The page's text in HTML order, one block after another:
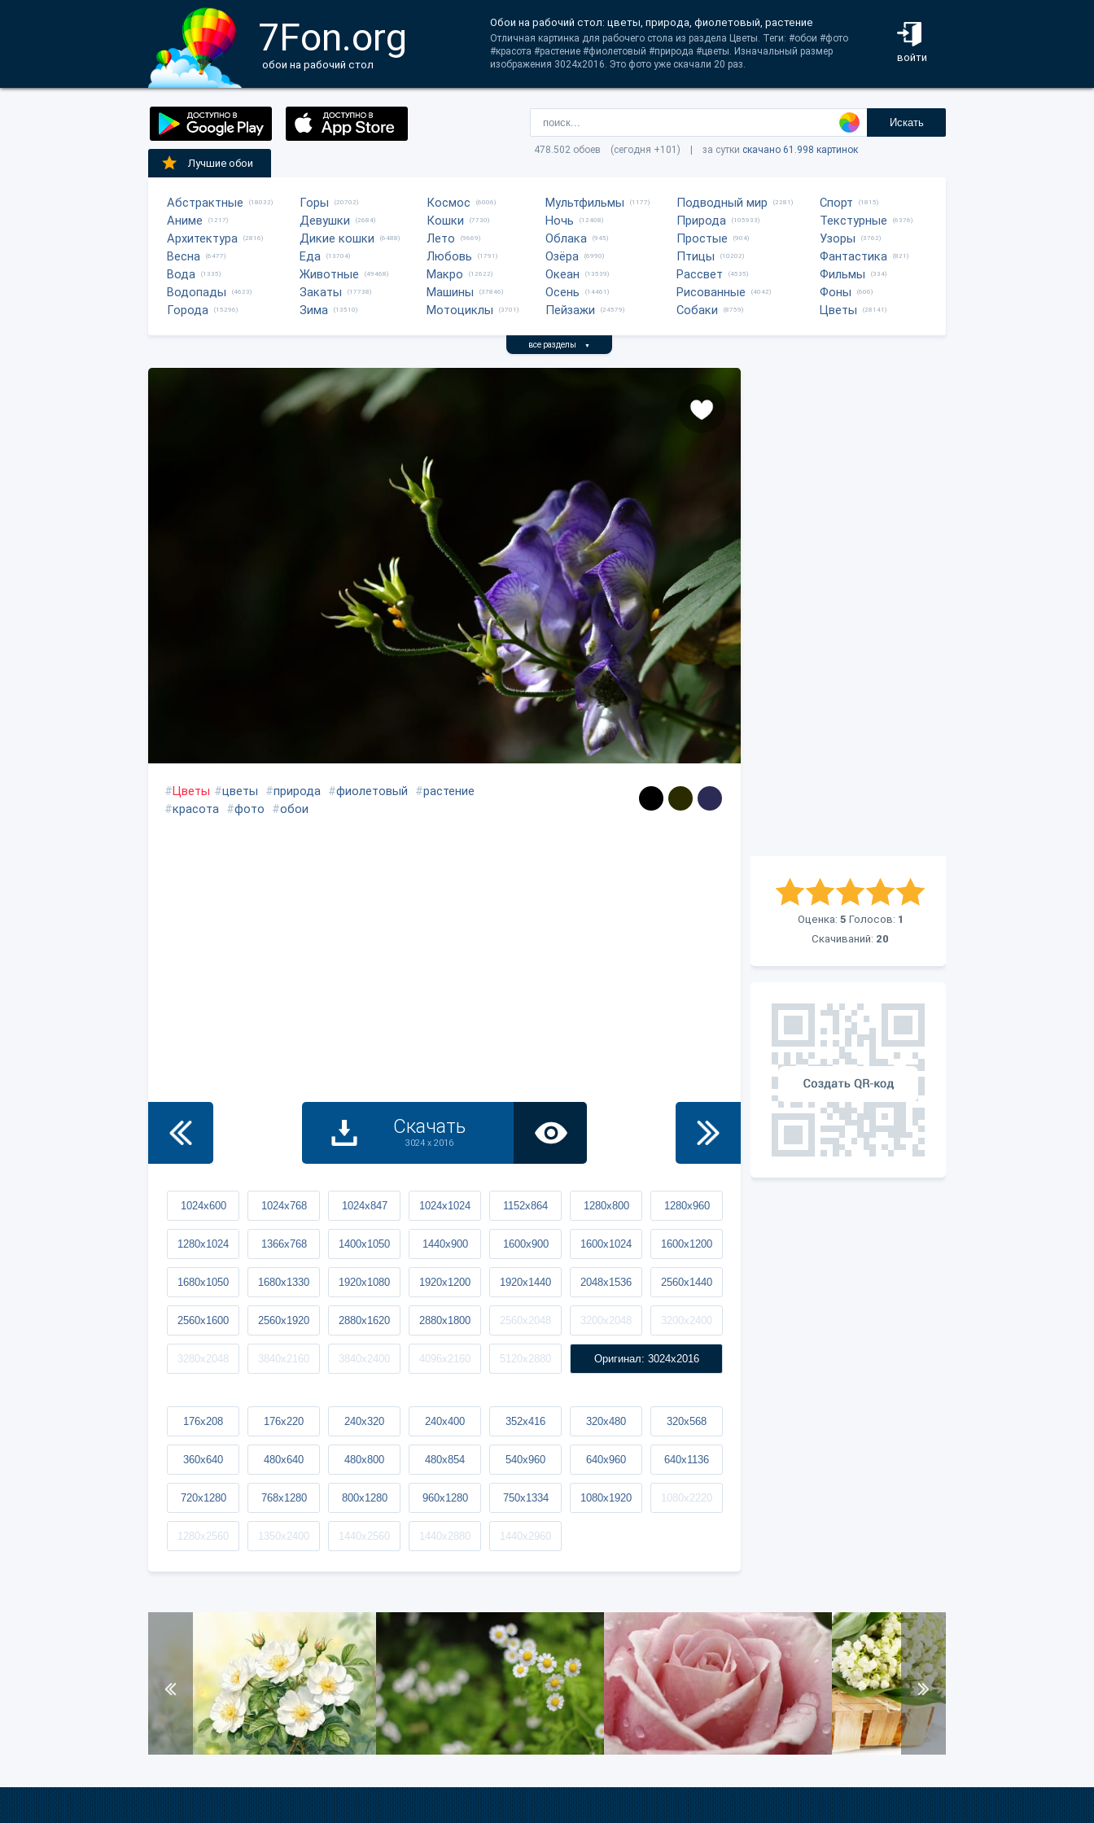
7Fon.org
обои на рабочий стол
войти
Обои на рабочий стол: цветы, природа, фиолетовый, растение
Отличная картинка для рабочего стола из раздела Цветы. Теги: #обои #фото
#красота #растение #фиолетовый #природа #цветы. Изначальный размер
изображения 3024x2016. Это фото уже скачали 20 раз.
Искать
478.502 обоев (сегодня +101) | за сутки скачано 61.998 картинок
Лучшие обои
Абстрактные (18032)
Аниме (1217)
Архитектура (2816)
Весна (6477)
Вода (1335)
Водопады (4623)
Города (15296)
Горы (20702)
Девушки (2684)
Дикие кошки (6488)
Еда (13704)
Животные (49468)
Закаты (17738)
Зима (13510)
Космос (6006)
Кошки (7730)
Лето (9669)
Любовь (1791)
Макро (12622)
Машины (37846)
Мотоциклы (3701)
Мультфильмы (1177)
Ночь (12408)
Облака (945)
Озёра (6990)
Океан (13539)
Осень (14461)
Пейзажи (24579)
Подводный мир (2281)
Природа (105933)
Простые (904)
Птицы (10202)
Рассвет (4535)
Рисованные (4042)
Собаки (8759)
Спорт (1815)
Текстурные (6376)
Узоры (3762)
Фантастика (821)
Фильмы (334)
Фоны (606)
Цветы (28141)
все разделы ▼
Оценка: 5 Голосов: 1
Скачиваний: 20
#Цветы #цветы #природа #фиолетовый #растение
#красота #фото #обои
Скачать
3024 x 2016
1024x600 1024x768 1024x847 1024x1024 1152x864 1280x800 1280x960
1280x1024 1366x768 1400x1050 1440x900 1600x900 1600x1024 1600x1200
1680x1050 1680x1330 1920x1080 1920x1200 1920x1440 2048x1536 2560x1440
2560x1600 2560x1920 2880x1620 2880x1800 2560x2048 3200x2048 3200x2400
3280x2048 3840x2160 3840x2400 4096x2160 5120x2880 Оригинал: 3024x2016
176x208 176x220 240x320 240x400 352x416 320x480 320x568
360x640 480x640 480x800 480x854 540x960 640x960 640x1136
720x1280 768x1280 800x1280 960x1280 750x1334 1080x1920 1080x2220
1280x2560 1350x2400 1440x2560 1440x2880 1440x2960